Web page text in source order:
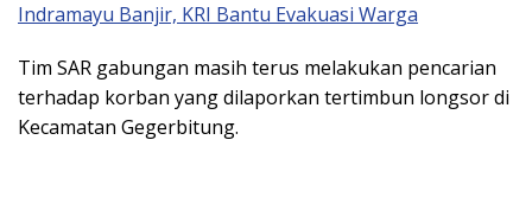
Indramayu Banjir, KRI Bantu Evakuasi Warga
Tim SAR gabungan masih terus melakukan pencarian
terhadap korban yang dilaporkan tertimbun longsor di
Kecamatan Gegerbitung.